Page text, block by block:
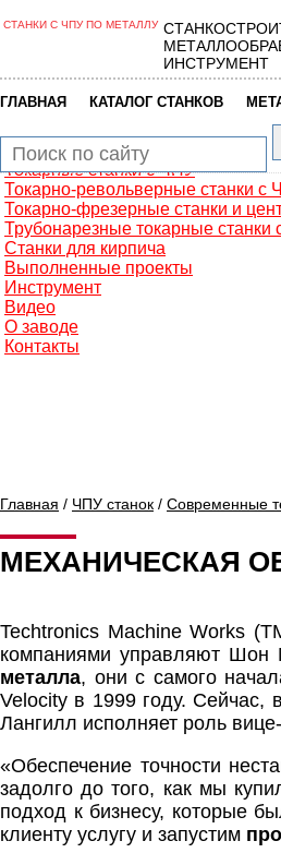
Главная
Фрезерные обрабатывающие
Сверлильно-фрезерные станки
Промышленные роботы
Токарные автоматы с ЧПУ
Токарные станки с ЧПУ
Токарно-револьверные станки с
Токарно-фрезерные станки и
Трубонарезные токарные станки
Станки для кирпича
Выполненные проекты
Инструмент
Видео
О заводе
Контакты
СТАНКИ С ЧПУ ПО МЕТАЛЛУ
ИНСТРУМЕНТ
ГЛАВНАЯ КАТАЛОГ СТАНКОВ
Главная / ЧПУ станок / Современные
МЕХАНИЧЕСКАЯ
Techtronics Machine Works
компаниями управляют
металла, они с самого
Velocity в 1999 году. Сейчас,
Лангилл исполняет роль
«Обеспечение точности
задолго до того, как мы
подход к бизнесу, которые
клиенту услугу и запустим